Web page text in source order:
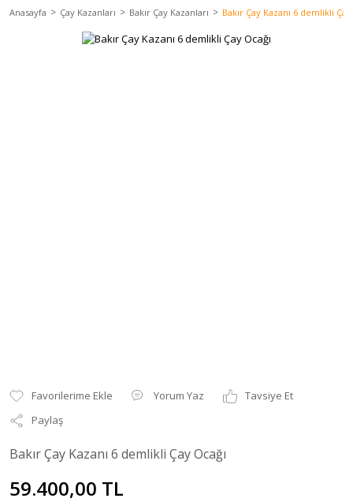
Anasayfa Çay Kazanları Bakır Çay Kazanları Bakır Çay Kazanı 6 demlikli Çay
Yorum Yaz
Tavsiye Et
Paylaş
Bakır Çay Kazanı 6 demlikli Çay Ocağı
59.400,00 TL